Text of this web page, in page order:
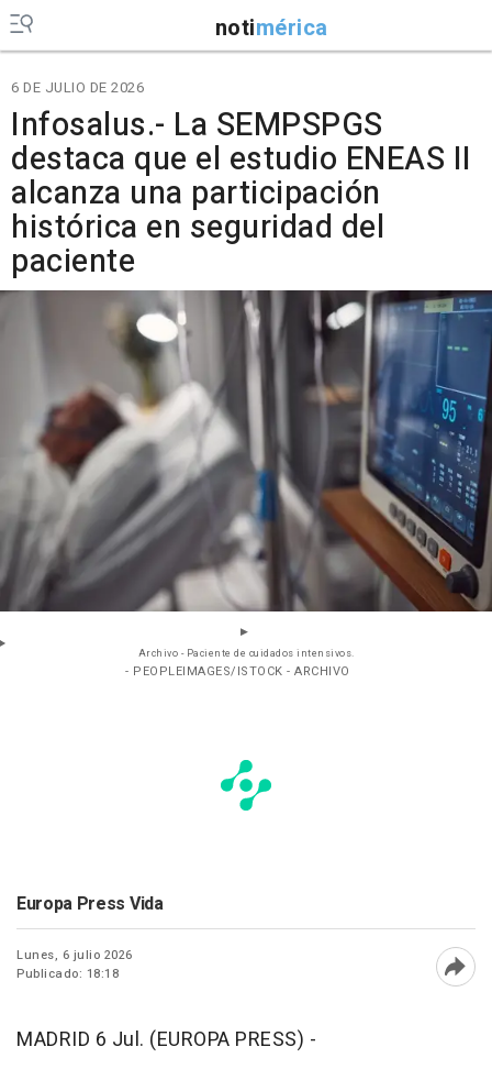
notimérica
6 DE JULIO DE 2026
Infosalus.- La SEMPSPGS
destaca que el estudio ENEAS II
alcanza una participación
histórica en seguridad del
paciente
Archivo - Paciente de cuidados intensivos.
- PEOPLEIMAGES/ISTOCK - ARCHIVO
Europa Press Vida
Lunes, 6 julio 2026
Publicado: 18:18
MADRID 6 Jul. (EUROPA PRESS) -